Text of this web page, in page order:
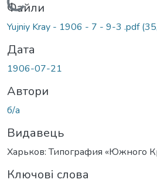
Вантажиться...
Файли
Yujniy Kray - 1906 - 7 - 9-3 .pdf
Дата
1906-07-21
Автори
б/а
Видавець
Харьков: Типография «Южного
Ключові слова